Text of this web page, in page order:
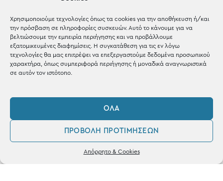
Χρησιμοποιούμε τεχνολογίες όπως τα cookies για την αποθήκευση ή/και
την πρόσβαση σε πληροφορίες συσκευών. Αυτό το κάνουμε για να
βελτιώσουμε την εμπειρία περιήγησης και να προβάλλουμε
εξατομικευμένες διαφημίσεις. Η συγκατάθεση για τις εν λόγω
τεχνολογίες θα μας επιτρέψει να επεξεργαστούμε δεδομένα προσωπικού
χαρακτήρα, όπως συμπεριφορά περιήγησης ή μοναδικά αναγνωριστικά
σε αυτόν τον ιστότοπο.
ΌΛΑ
ΠΡΟΒΟΛΉ ΠΡΟΤΙΜΉΣΕΩΝ
Απόρρητο & Cookies
Blog
Shop the look
ΚΑΤΑΣΤΗΜΑ
Σταθά 17, 38221 Βόλος
2421 217300
Δευ / Τετ / Σαβ: 09:00 - 15:00
0